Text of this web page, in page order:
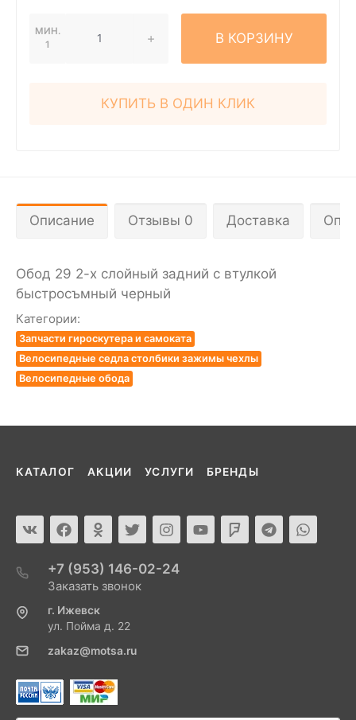
МИН.
1
В КОРЗИНУ
КУПИТЬ В ОДИН КЛИК
Описание Отзывы 0 Доставка
Обод 29 2-х слойный задний с втулкой
быстросъмный черный
Категории:
Запчасти гироскутера и самоката
Велосипедные седла столбики зажимы чехлы
Велосипедные обода
КАТАЛОГ АКЦИИ УСЛУГИ БРЕНДЫ
+7 (953) 146-02-24
Заказать звонок
г. Ижевск
ул. Пойма д. 22
zakaz@motsa.ru